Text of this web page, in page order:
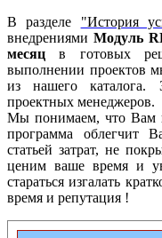
В разделе "История
внедрениями Модуль
месяц в готовых
выполнении проектов
из нашего каталога.
проектных менеджеров.
Мы понимаем, что Вам
программа облегчит
статьей затрат, не
ценим ваше время и
стараться изгалать
время и репутация !